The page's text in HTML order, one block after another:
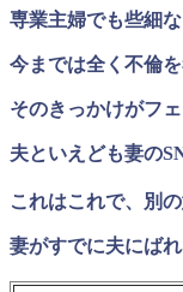
専業主婦でも些細
今までは全く不倫
そのきっかけがフ
夫といえども妻の
これはこれで、別
妻がすでに夫にば